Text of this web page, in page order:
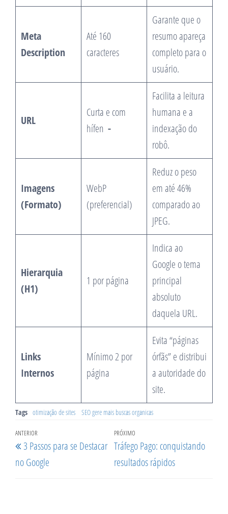
Meta
Description
Até 160
caracteres
Garante que o
resumo apareça
completo para o
usuário.
URL
Curta e com
hífen -
Facilita a leitura
humana e a
indexação do
robô.
Imagens
(Formato)
WebP
(preferencial)
Reduz o peso
em até 46%
comparado ao
JPEG.
Hierarquia
(H1)
1 por página
Indica ao
Google o tema
principal
absoluto
daquela URL.
Links
Internos
Mínimo 2 por
página
Evita “páginas
órfãs” e distribui
a autoridade do
site.
Tags otimização de sites SEO gere mais buscas organicas
Navegação
de
Post
Post
anterior
ANTERIOR
3 Passos para se Destacar
no Google
Próximo
post
PRÓXIMO
Tráfego Pago: conquistando
resultados rápidos